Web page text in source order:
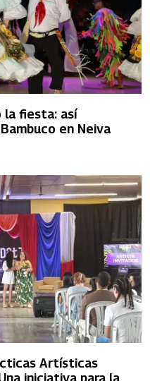
la fiesta: así
en Neiva
Artísticas
iniciativa para la